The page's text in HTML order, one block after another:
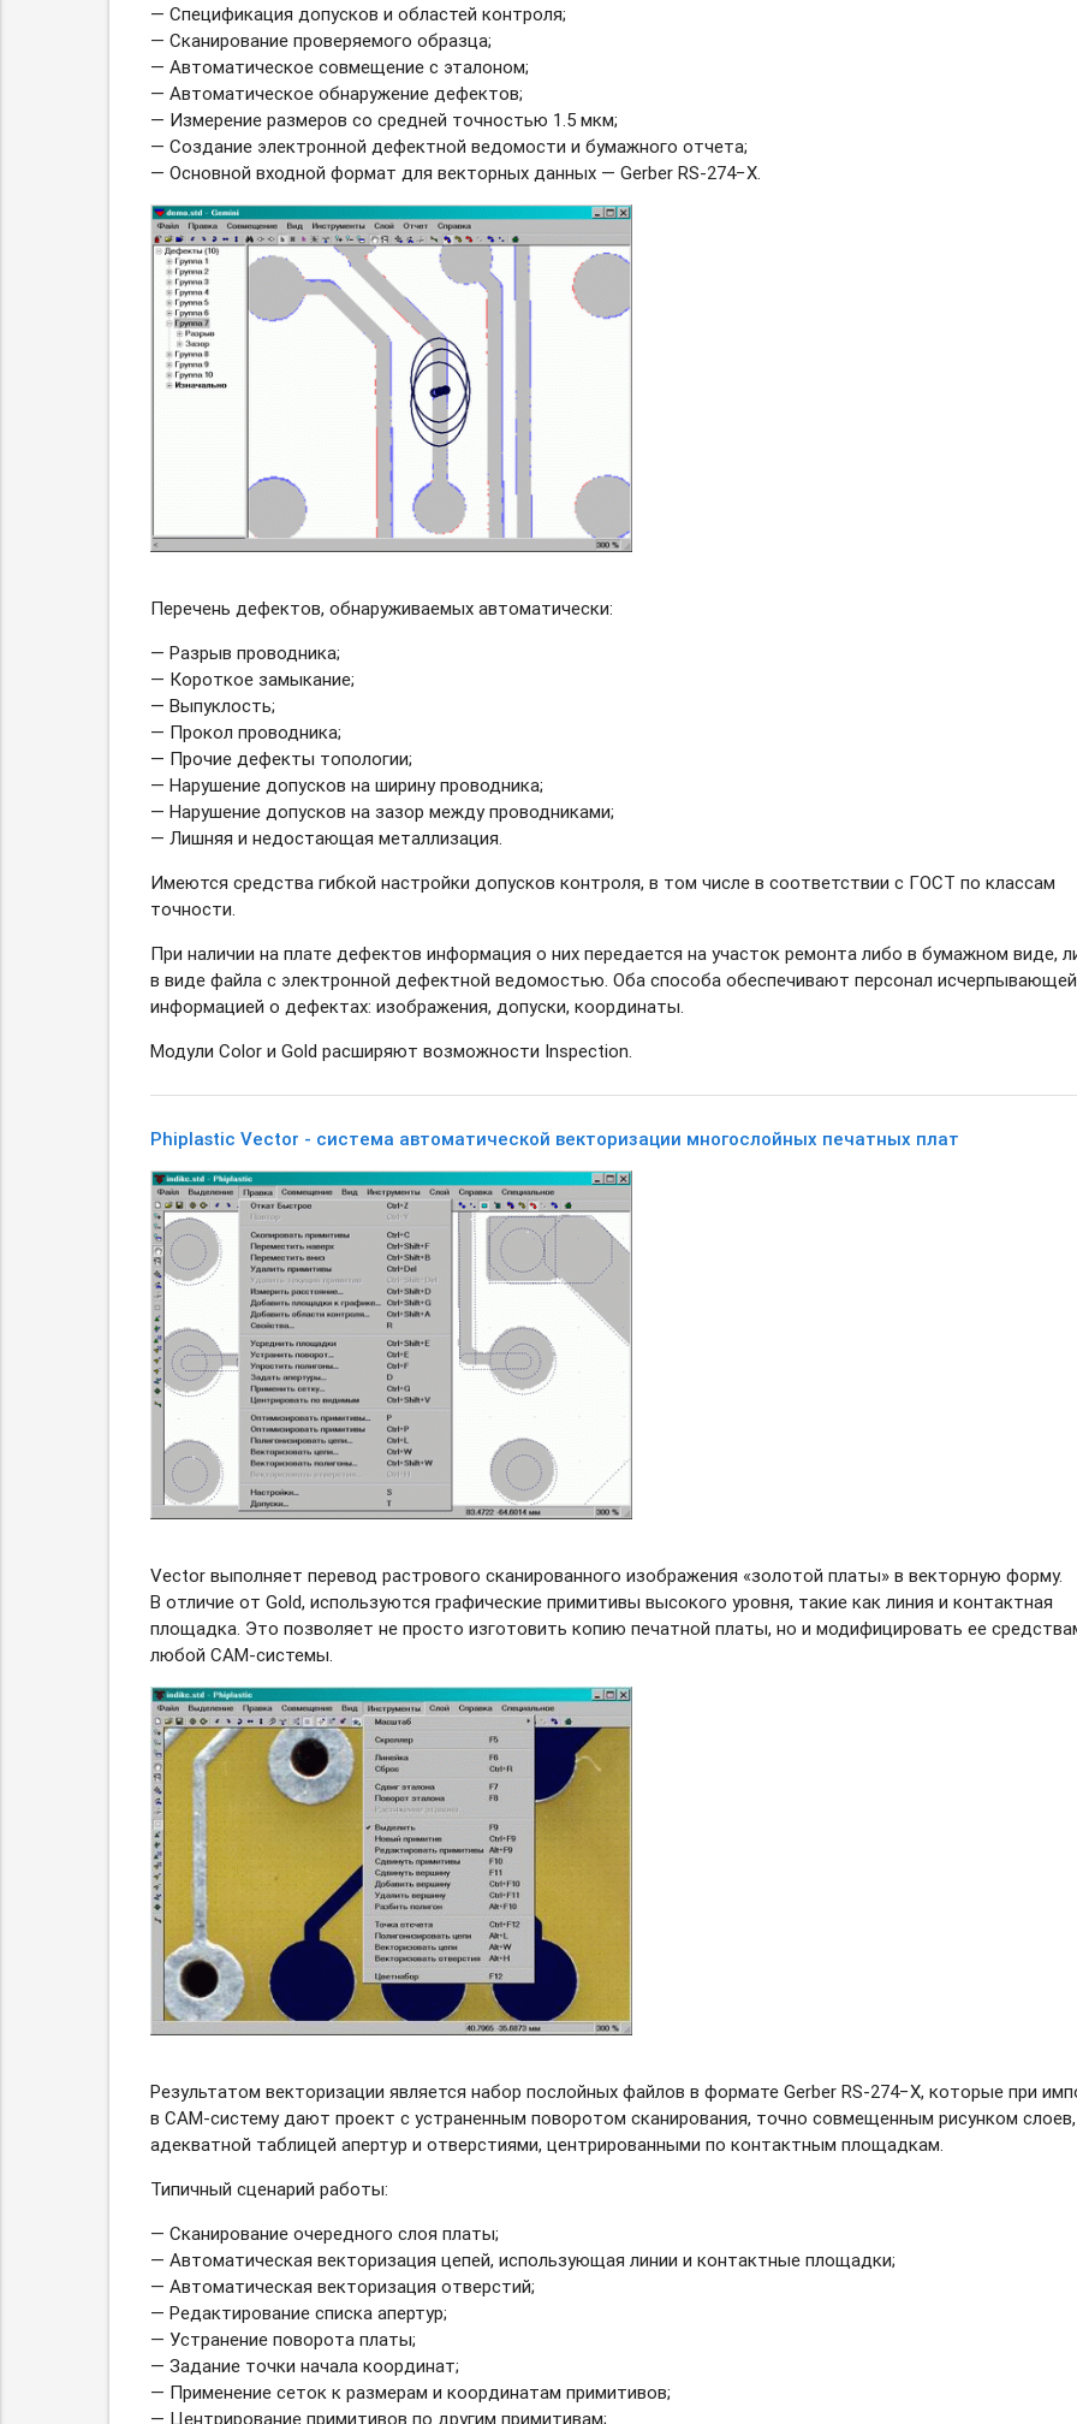
— Спецификация допусков и областей контроля;
— Сканирование проверяемого образца;
— Автоматическое совмещение с эталоном;
— Автоматическое обнаружение дефектов;
— Измерение размеров со средней точностью 1.5 мкм;
— Создание электронной дефектной ведомости и бумажного отчета;
— Основной входной формат для векторных данных — Gerber RS-274−X.
Перечень дефектов, обнаруживаемых автоматически:
— Разрыв проводника;
— Короткое замыкание;
— Выпуклость;
— Прокол проводника;
— Прочие дефекты топологии;
— Нарушение допусков на ширину проводника;
— Нарушение допусков на зазор между проводниками;
— Лишняя и недостающая металлизация.
Имеются средства гибкой настройки допусков контроля, в том числе в соответствии с ГОСТ по классам
точности.
При наличии на плате дефектов информация о них передается на участок ремонта либо в бумажном виде,
в виде файла с электронной дефектной ведомостью. Оба способа обеспечивают персонал исчерпывающей
информацией о дефектах: изображения, допуски, координаты.
Модули Color и Gold расширяют возможности Inspection.
Phiplastic Vector - система автоматической векторизации многослойных печатных плат
Vector выполняет перевод растрового сканированного изображения «золотой платы» в векторную форму.
В отличие от Gold, используются графические примитивы высокого уровня, такие как линия и контактная
площадка. Это позволяет не просто изготовить копию печатной платы, но и модифицировать ее
любой CAM-системы.
Результатом векторизации является набор послойных файлов в формате Gerber RS-274−X, которые при
в CAM-системудают проект с устраненным поворотом сканирования, точно совмещенным рисунком слоев,
адекватной таблицей апертур и отверстиями, центрированными по контактным площадкам.
Типичный сценарий работы:
— Сканирование очередного слоя платы;
— Автоматическая векторизация цепей, использующая линии и контактные площадки;
— Автоматическая векторизация отверстий;
— Редактирование списка апертур;
— Устранение поворота платы;
— Задание точки начала координат;
— Применение сеток к размерам и координатам примитивов;
— Центрирование примитивов по другим примитивам;